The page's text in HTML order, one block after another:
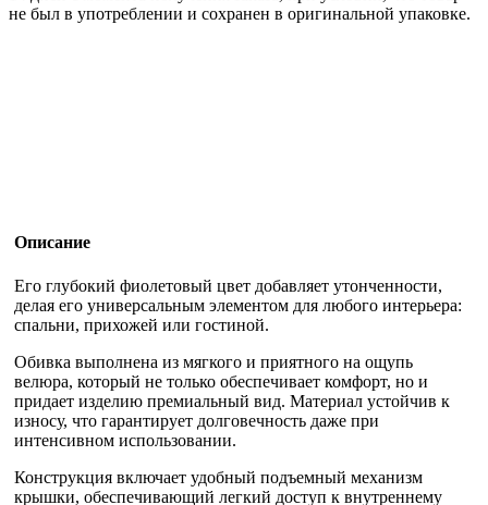
не был в употреблении и сохранен в оригинальной упаковке.
Описание
Его глубокий фиолетовый цвет добавляет утонченности,
делая его универсальным элементом для любого интерьера:
спальни, прихожей или гостиной.
Обивка выполнена из мягкого и приятного на ощупь
велюра, который не только обеспечивает комфорт, но и
придает изделию премиальный вид. Материал устойчив к
износу, что гарантирует долговечность даже при
интенсивном использовании.
Конструкция включает удобный подъемный механизм
крышки, обеспечивающий легкий доступ к внутреннему